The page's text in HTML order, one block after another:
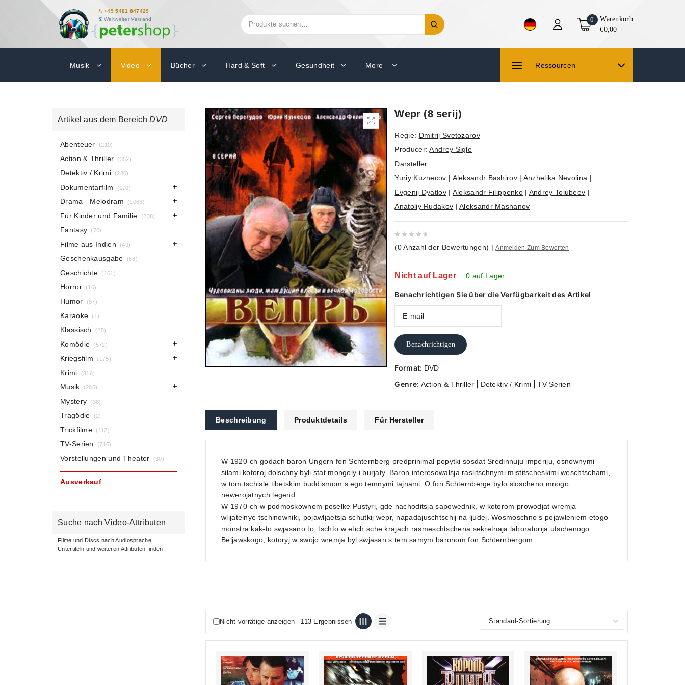
+49 5481 847429
Weltweiter Versand
Suchen
nach:
0
Warenkorb
€0,00
Musik Video Bücher Hard & Soft Gesundheit More Ressourcen
Wepr (8 serij)
Regie: Dmitrij Svetozarov
Producer:Andrey Sigle
Darsteller:
Yuriy Kuznecov | Aleksandr Bashirov| Anzhelika Nevolina |
Evgenij Dyatlov| Aleksandr Filippenko| Andrey Tolubeev |
Anatoliy Rudakov |Aleksandr Mashanov
out
of
5
(0Anzahl der Bewertungen) | Anmelden Zum Bewerten
Nicht auf Lager 0 auf Lager
Benachrichtigen Sie über die Verfügbarkeit des Artikel
Benachrichtigen
Format: DVD
Genre: Action & Thriller Detektiv / Krimi |TV-Serien
Beschreibung Produktdetails Für Hersteller
W 1920-ch godach baron Ungern fon Schternberg predprinimal popytki sosdat Sredinnuju imperiju, osnownymi
silami kotoroj dolschny byli stat mongoly i burjaty. Baron interesowalsja raslitschnymi mistitscheskimi weschtschami,
w tom tschisle tibetskim buddismom s ego temnymi tajnami. O fon Schternberge bylo sloscheno mnogo
newerojatnych legend.
W 1970-ch w podmoskownom poselke Pustyri, gde nachoditsja sapowednik, w kotorom prowodjat wremja
wlijatelnye tschinowniki, pojawljaetsja schutkij wepr, napadajuschtschij na ljudej. Wosmoschno s pojawleniem etogo
monstra kak-to swjasano to, tschto w etich sche krajach rasmeschtschena sekretnaja laboratorija utschenogo
Beljawskogo, kotoryj w swojo wremja byl swjasan s tem samym baronom fon Schternbergom...
Nicht vorrätige anzeigen 113 Ergebnissen
Artikel aus dem BereichDVD
Abenteuer (210)
Action & Thriller (352)
Detektiv / Krimi (280)
Dokumentarfilm (170)
Drama - Melodram (1063)
Für Kinder und Familie (238)
Fantasy (70)
Filme aus Indien (49)
Geschenkausgabe (68)
Geschichte (161)
Horror (16)
Humor (57)
Karaoke (1)
Klassisch (25)
Komödie (572)
Kriegsfilm (175)
Krimi (316)
Musik (285)
Mystery (38)
Tragödie (2)
Trickfilme (112)
TV-Serien (716)
Vorstellungen und Theater (30)
Ausverkauf
Suche nach Video-Attributen
Filme und Discs nach Audiosprache,
Untertiteln und weiteren Attributen finden. →